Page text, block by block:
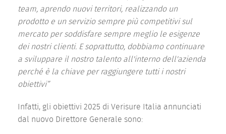
team, aprendo nuovi territori, realizzando un
prodotto e un servizio sempre più competitivi sul
mercato per soddisfare sempre meglio le esigenze
dei nostri clienti. E soprattutto, dobbiamo continuare
a sviluppare il nostro talento all'interno dell'azienda
perché è la chiave per raggiungere tutti i nostri
obiettivi”
Infatti, gli obiettivi 2025 di Verisure Italia annunciati
dal nuovo Direttore Generale sono: